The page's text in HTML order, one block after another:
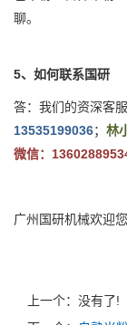
聊。
5、如何联系国研
答：我们的资深客
13535199036； 林
微信：
广州国研机械欢迎
上一个：没有了!